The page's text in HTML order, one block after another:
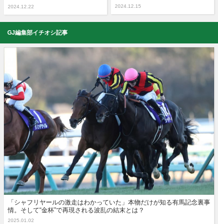
2024.12.22 2024.12.15
GJ編集部イチオシ記事
「シャフリヤールの激走はわかっていた」本物だけが知る有馬記念裏事
情。そして“金杯”で再現される波乱の結末とは？
2025.01.02